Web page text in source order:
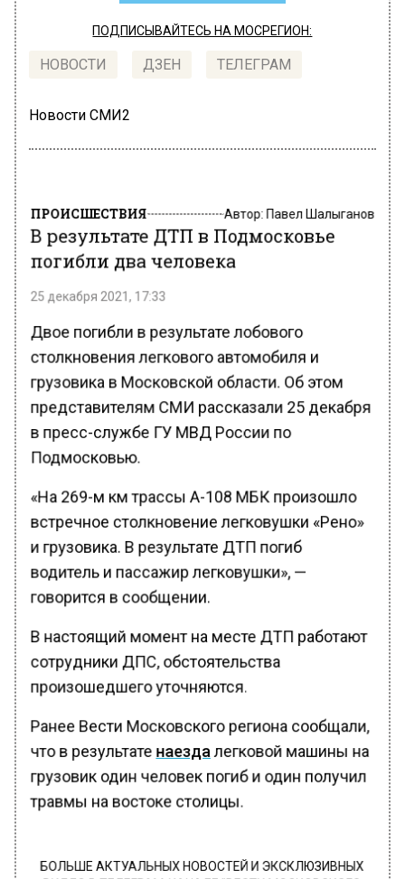
ПОДПИСЫВАЙТЕСЬ НА МОСРЕГИОН:
НОВОСТИ ДЗЕН ТЕЛЕГРАМ
Новости СМИ2
ПРОИСШЕСТВИЯ Автор:Павел Шалыганов
В результате ДТП в Подмосковье
погибли два человека
25 декабря 2021, 17:33
Двое погибли в результате лобового
столкновения легкового автомобиля и
грузовика в Московской области. Об этом
представителям СМИ рассказали 25 декабря
в пресс-службе ГУ МВД России по
Подмосковью.
«На 269-м км трассы А-108 МБК произошло
встречное столкновение легковушки «Рено»
и грузовика. В результате ДТП погиб
водитель и пассажир легковушки», —
говорится в сообщении.
В настоящий момент на месте ДТП работают
сотрудники ДПС, обстоятельства
произошедшего уточняются.
Ранее Вести Московского региона сообщали,
что в результате наезда легковой машины на
грузовик один человек погиб и один получил
травмы на востоке столицы.
БОЛЬШЕ АКТУАЛЬНЫХ НОВОСТЕЙ И ЭКСКЛЮЗИВНЫХ